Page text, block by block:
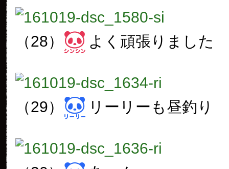
（28） よく頑張りました
（29） リーリーも昼釣り